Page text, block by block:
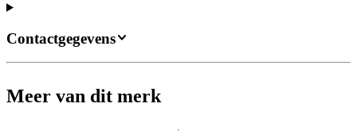
Contactgegevens
Meer van dit merk